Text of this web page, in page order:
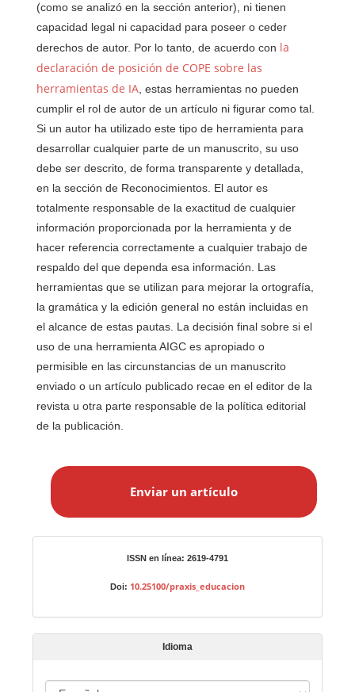
(como se analizó en la sección anterior), ni tienen
capacidad legal ni capacidad para poseer o ceder
derechos de autor. Por lo tanto, de acuerdo con la
declaración de posición de COPE sobre las
herramientas de IA , estas herramientas no pueden
cumplir el rol de autor de un artículo ni figurar como tal.
Si un autor ha utilizado este tipo de herramienta para
desarrollar cualquier parte de un manuscrito, su uso
debe ser descrito, de forma transparente y detallada,
en la sección de Reconocimientos. El autor es
totalmente responsable de la exactitud de cualquier
información proporcionada por la herramienta y de
hacer referencia correctamente a cualquier trabajo de
respaldo del que dependa esa información. Las
herramientas que se utilizan para mejorar la ortografía,
la gramática y la edición general no están incluidas en
el alcance de estas pautas. La decisión final sobre si el
uso de una herramienta AIGC es apropiado o
permisible en las circunstancias de un manuscrito
enviado o un artículo publicado recae en el editor de la
revista u otra parte responsable de la política editorial
de la publicación.
a
Enviar un artículo
ISSN en línea: 2619-4791
Doi: 10.25100/praxis_educacion
Idioma